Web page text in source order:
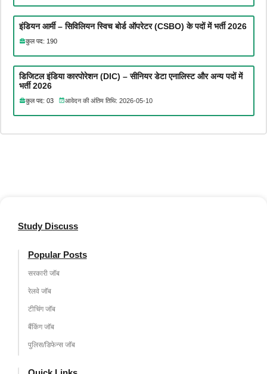
इंडियन आर्मी – सिविलियन स्विच बोर्ड ऑपरेटर (CSBO) के पदों में भर्ती 2026
कुल पद: 190
डिजिटल इंडिया कारपोरेशन (DIC) – सीनियर डेटा एनालिस्ट और अन्य पदों में
भर्ती 2026
कुल पद: 03 आवेदन की अंतिम तिथि: 2026-05-10
Study Discuss
Popular Posts
सरकारी जॉब
रेलवे जॉब
टीचिंग जॉब
बैंकिंग जॉब
पुलिस/डिफेन्स जॉब